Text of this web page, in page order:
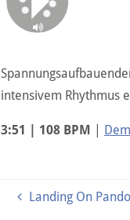
N
intensivem Rhythmus
3:51 | 108 BPM
Landing On